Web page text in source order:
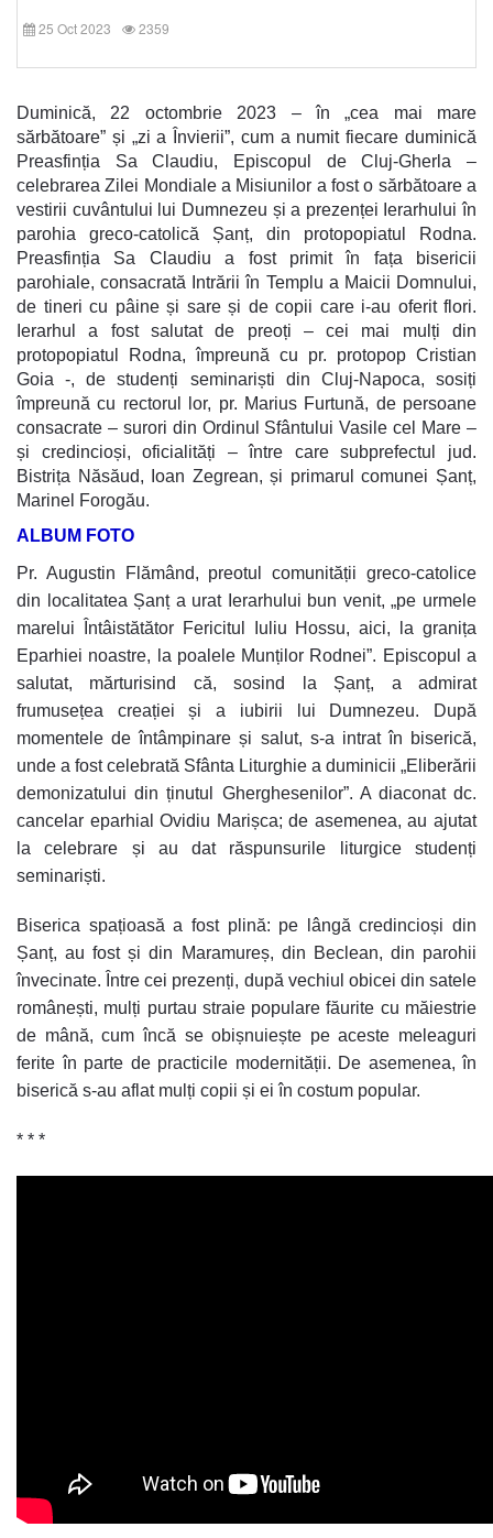
25 Oct 2023 2359
Duminică, 22 octombrie 2023 – în „cea mai mare
sărbătoare” și „zi a Învierii”, cum a numit fiecare duminică
Preasfinția Sa Claudiu, Episcopul de Cluj-Gherla –
celebrarea Zilei Mondiale a Misiunilor a fost o sărbătoare a
vestirii cuvântului lui Dumnezeu și a prezenței Ierarhului în
parohia greco-catolică Șanț, din protopopiatul Rodna.
Preasfinția Sa Claudiu a fost primit în fața bisericii
parohiale, consacrată Intrării în Templu a Maicii Domnului,
de tineri cu pâine și sare și de copii care i-au oferit flori.
Ierarhul a fost salutat de preoți – cei mai mulți din
protopopiatul Rodna, împreună cu pr. protopop Cristian
Goia -, de studenți seminariști din Cluj-Napoca, sosiți
împreună cu rectorul lor, pr. Marius Furtună, de persoane
consacrate – surori din Ordinul Sfântului Vasile cel Mare –
și credincioși, oficialități – între care subprefectul jud.
Bistrița Năsăud, Ioan Zegrean, și primarul comunei Șanț,
Marinel Forogău.
ALBUM FOTO
Pr. Augustin Flămând, preotul comunității greco-catolice
din localitatea Șanț a urat Ierarhului bun venit, „pe urmele
marelui Întâistătător Fericitul Iuliu Hossu, aici, la granița
Eparhiei noastre, la poalele Munților Rodnei”. Episcopul a
salutat, mărturisind că, sosind la Șanț, a admirat
frumusețea creației și a iubirii lui Dumnezeu. După
momentele de întâmpinare și salut, s-a intrat în biserică,
unde a fost celebrată Sfânta Liturghie a duminicii „Eliberării
demonizatului din ținutul Gherghesenilor”. A diaconat dc.
cancelar eparhial Ovidiu Marișca; de asemenea, au ajutat
la celebrare și au dat răspunsurile liturgice studenți
seminariști.
Biserica spațioasă a fost plină: pe lângă credincioși din
Șanț, au fost și din Maramureș, din Beclean, din parohii
învecinate. Între cei prezenți, după vechiul obicei din satele
românești, mulți purtau straie populare făurite cu măiestrie
de mână, cum încă se obișnuiește pe aceste meleaguri
ferite în parte de practicile modernității. De asemenea, în
biserică s-au aflat mulți copii și ei în costum popular.
* * *